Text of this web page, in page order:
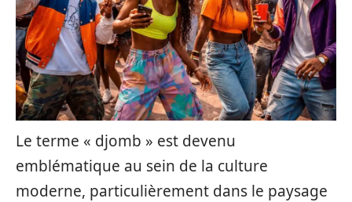
Le terme « djomb » est devenu
emblématique au sein de la culture
moderne, particulièrement dans le paysage